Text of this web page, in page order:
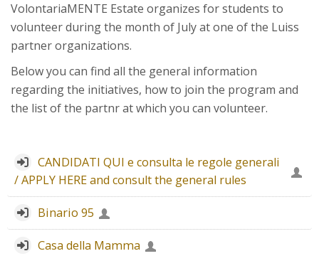
Supporto IT / IT Support
English ‎(en)‎
Search
courses
VolontariaMENTE Estate organizes for students to
volunteer during the month of July at one of the Luiss
partner organizations.
Below you can find all the general information
regarding the initiatives, how to join the program and
the list of the partnr at which you can volunteer.
CANDIDATI QUI e consulta le regole generali
/ APPLY HERE and consult the general rules
Binario 95
Casa della Mamma